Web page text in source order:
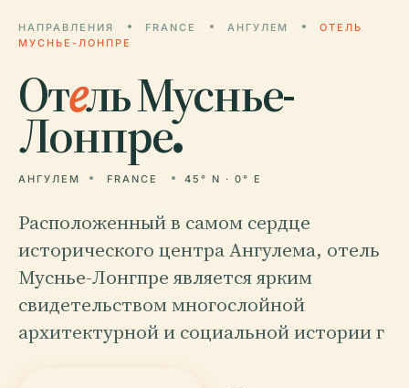
НАПРАВЛЕНИЯ FRANCE АНГУЛЕМ
ОТЕЛЬ
МУСНЬЕ-ЛОНПРЕ
Отель Муснье-
Лонпре.
АНГУЛЕМ FRANCE 45° N · 0° E
Расположенный в самом сердце
исторического центра Ангулема, отель
Муснье-Лонгпре является ярким
свидетельством многослойной
архитектурной и социальной истории г